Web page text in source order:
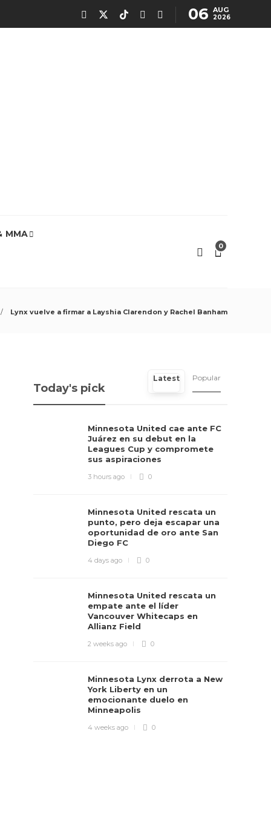
06 AUG
2026
MMA
0
Lynx vuelve a firmar a Layshia Clarendon y Rachel Banham
Today's pick
Latest Popular
Minnesota United cae ante FC
Juárez en su debut en la
Leagues Cup y compromete
sus aspiraciones
3 hours ago 0
Minnesota United rescata un
punto, pero deja escapar una
oportunidad de oro ante San
Diego FC
4 days ago 0
Minnesota United rescata un
empate ante el líder
Vancouver Whitecaps en
Allianz Field
2 weeks ago 0
Minnesota Lynx derrota a New
York Liberty en un
emocionante duelo en
Minneapolis
4 weeks ago 0